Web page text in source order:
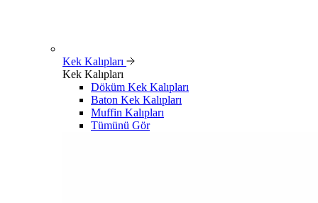
Kek Kalıpları
Kek Kalıpları
Döküm Kek Kalıpları
Baton Kek Kalıpları
Muffin Kalıpları
Tümünü Gör